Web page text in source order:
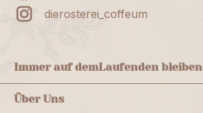
dierosterei_coffeum
Immer auf demLaufenden bleiben
Über Uns